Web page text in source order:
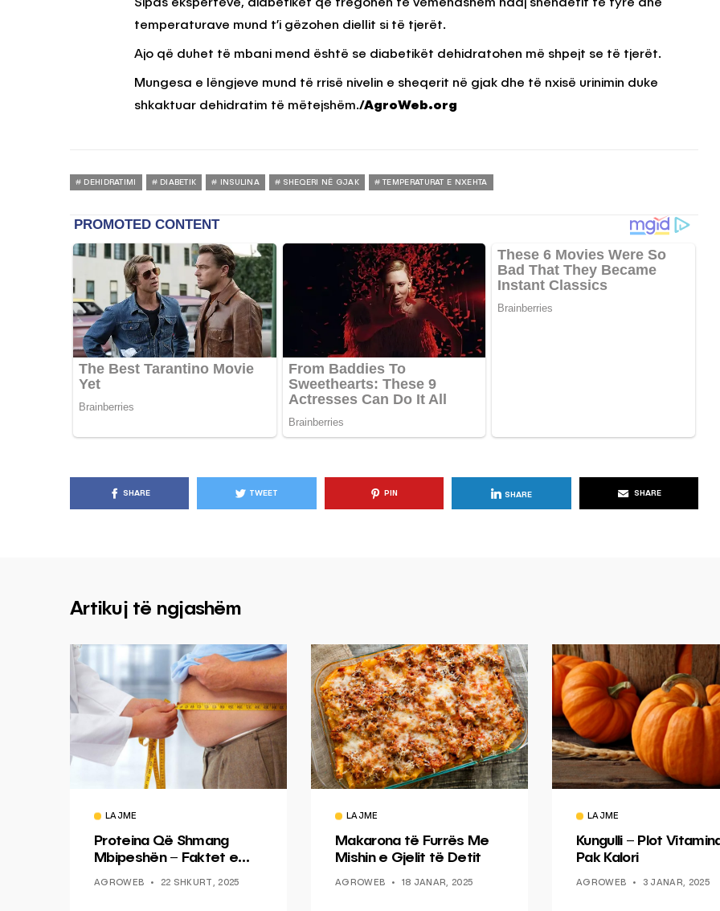
Sipas ekspertëve, diabetikët që tregohen të vëmendshëm ndaj shëndetit të tyre dhe
temperaturave mund t’i gëzohen diellit si të tjerët.
Ajo që duhet të mbani mend është se diabetikët dehidratohen më shpejt se të tjerët.
Mungesa e lëngjeve mund të rrisë nivelin e sheqerit në gjak dhe të nxisë urinimin duke
shkaktuar dehidratim të mëtejshëm./AgroWeb.org
DEHIDRATIMI DIABETIK INSULINA SHEQERI NË GJAK TEMPERATURAT E NXEHTA
SHARE TWEET PIN SHARE SHARE
Artikuj të ngjashëm
LAJME
Proteina Që Shmang
Mbipeshën – Faktet e
AGROWEB 22 SHKURT, 2025
LAJME
Makarona të Furrës Me
Mishin e Gjelit të Detit
AGROWEB 18 JANAR, 2025
LAJME
Kungulli – Plot
Pak Kalori
AGROWEB 3 JANAR, 2025